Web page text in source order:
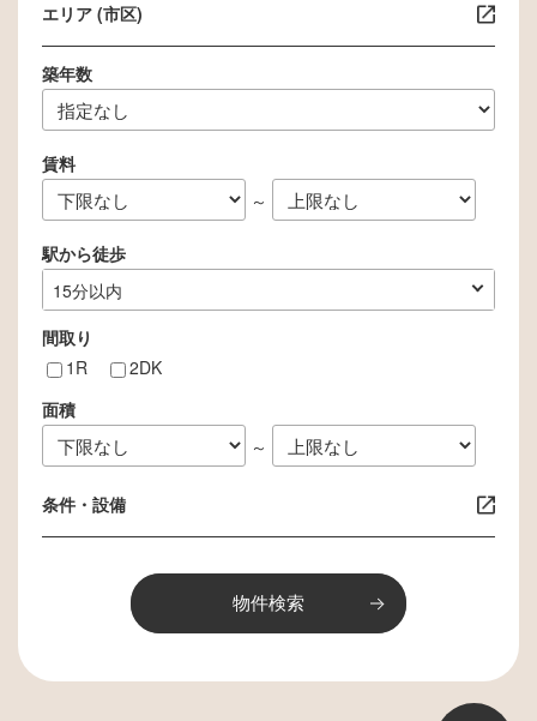
エリア (市区)
築年数
賃料
～
駅から徒歩
指定なし
1分以内
3分以内
5分以内
10分以内
15分以内
間取り
1R
2DK
面積
～
条件・設備